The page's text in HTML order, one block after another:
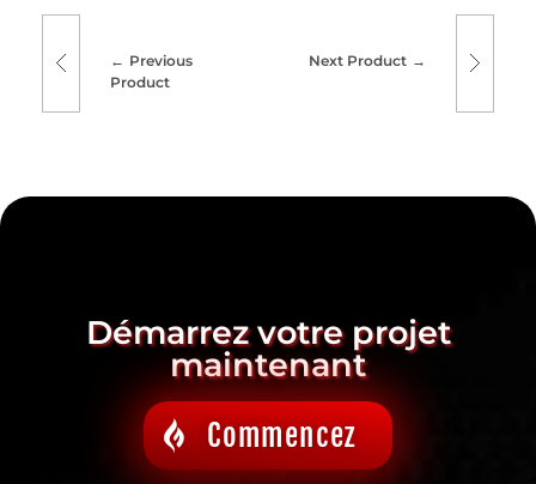
Previous
Product
Next Product
Démarrez votre projet
maintenant
Commencez